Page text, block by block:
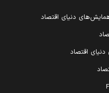
دنیای اقتصاد
اقتصاد